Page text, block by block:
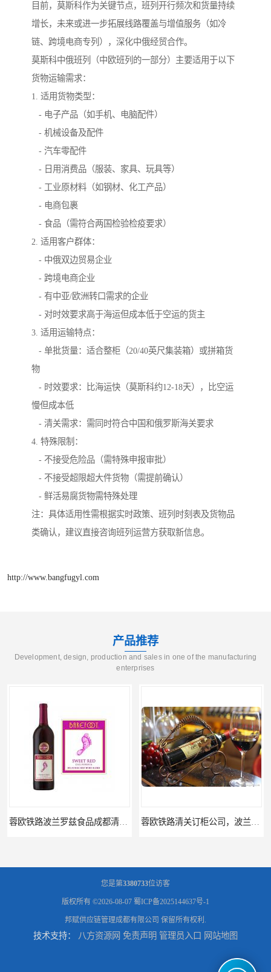
目前，莫斯科作为关键节点，班列开行频次和货量持续
增长，未来或进一步拓展线路覆盖与增值服务（如冷
链、跨境电商专列），深化中俄经贸合作。
莫斯科中俄班列（中欧班列的一部分）主要适用于以下
货物运输需求：
1. 适用货物类型：
- 电子产品（如手机、电脑配件）
- 机械设备及配件
- 汽车零配件
- 日用消费品（服装、家具、玩具等）
- 工业原材料（如钢材、化工产品）
- 电商包裹
- 食品（需符合两国检验检疫要求）
2. 适用客户群体：
- 中俄双边贸易企业
- 跨境电商企业
- 有中亚/欧洲转口需求的企业
- 对时效要求高于海运但成本低于空运的货主
3. 适用运输特点：
- 单批货量：适合整柜（20/40英尺集装箱）或拼箱货
物
- 时效要求：比海运快（莫斯科约12-18天），比空运
慢但成本低
- 清关需求：需同时符合中国和俄罗斯海关要求
4. 特殊限制：
- 不接受危险品（需特殊申报审批）
- 不接受超限超大件货物（需提前确认）
- 鲜活易腐货物需特殊处理
注：具体适用性需根据实时政策、班列时刻表及货物品
类确认，建议直接咨询班列运营方获取新信息。
http://www.bangfugyl.com
产品推荐
Development, design, production and sales in one of the manufacturing
enterprises
蓉欧铁路清关订柜公司，波兰德国蓉欧铁路门到门 成都运到吉隆口岸物流运输，成都到西藏物流
您是第3380733位访客
版权所有 ©2026-08-07 蜀ICP备2025144637号-1
邦赋供应链管理成都有限公司 保留所有权利.
技术支持： 八方资源网 免责声明 管理员入口 网站地图